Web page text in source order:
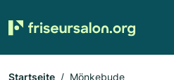
Startseite Mönkebude